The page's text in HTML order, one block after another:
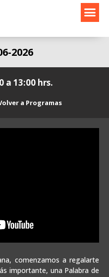
2026
a 13:00 hrs.
a Programas
comenzamos a regalarte
importante, una Palabra de